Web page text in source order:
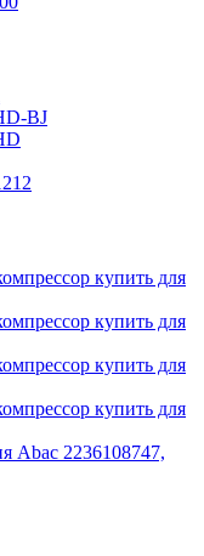
BJ
купить для
купить для
купить для
купить для
Abac 2236108747,